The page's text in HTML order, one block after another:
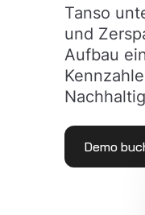
Tanso
und
Aufbau
Demo